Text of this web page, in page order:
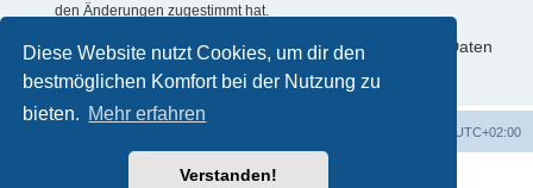
Diese Website nutzt Cookies, um dir den
bestmöglichen Komfort bei der Nutzung zu
bieten. Mehr erfahren
Verstanden!
den Änderungen zugestimmt hat.
Informationen über den Umgang mit deinen persönlichen Daten
sind in der Datenschutzerklärung enthalten.
UTC+02:00
Powered byphpBB® Forum Software © phpBB Limited